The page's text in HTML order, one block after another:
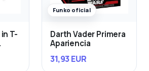
T-
Funko oficial
Darth Vader Primera
Apariencia
31,93 EUR